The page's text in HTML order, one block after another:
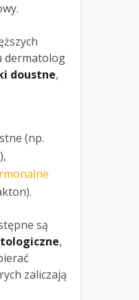
dermatolog
doustne,
(np.
),
są
,
zaliczają